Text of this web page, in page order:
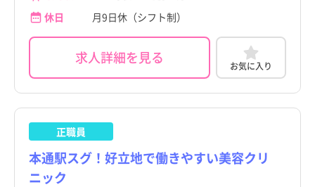
休日
月9日休（シフト制）
求人詳細を見る お気に入り
正職員
本通駅スグ！好立地で働きやすい美容クリ
ニック